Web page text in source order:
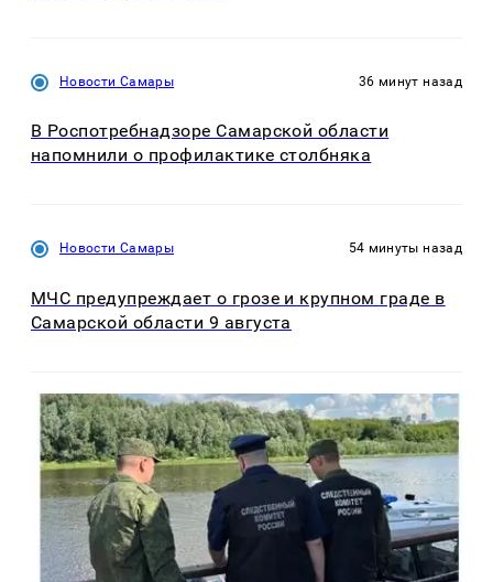
Новости Самары 36 минут назад
В Роспотребнадзоре Самарской области
напомнили о профилактике столбняка
Новости Самары 54 минуты назад
МЧС предупреждает о грозе и крупном граде в
Самарской области 9 августа